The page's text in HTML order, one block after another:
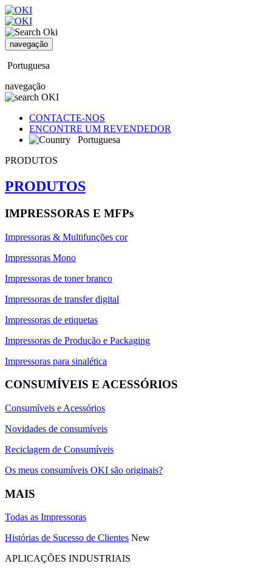
navegação
Portuguesa
navegação
CONTACTE-NOS
ENCONTRE UM REVENDEDOR
Portuguesa
PRODUTOS
PRODUTOS
IMPRESSORAS E MFPs
Impressoras & Multifunções cor
Impressoras Mono
Impressoras de toner branco
Impressoras de transfer digital
Impressoras de etiquetas
Impressoras de Produção e Packaging
Impressoras para sinalética
CONSUMÍVEIS E ACESSÓRIOS
Consumíveis e Acessórios
Novidades de consumíveis
Reciclagem de Consumíveis
Os meus consumíveis OKI são originais?
MAIS
Todas as Impressoras
Histórias de Sucesso de Clientes New
APLICAÇÕES INDUSTRIAIS